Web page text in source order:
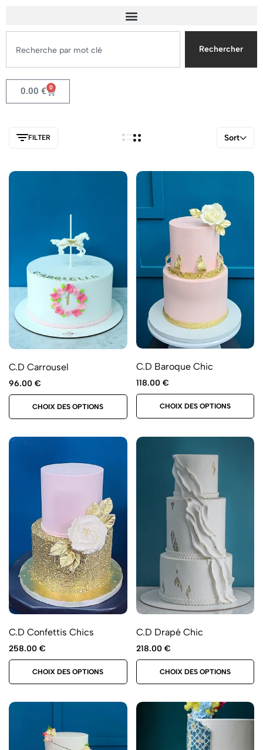
Rechercher
0.00 € 0
FILTER Sort
C.D Carrousel
96.00 €
CHOIX DES OPTIONS
C.D Baroque Chic
118.00 €
CHOIX DES OPTIONS
C.D Confettis Chics
258.00 €
CHOIX DES OPTIONS
C.D Drapé Chic
218.00 €
CHOIX DES OPTIONS